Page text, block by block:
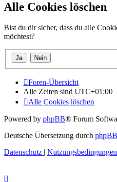
Alle Cookies löschen
Bist du dir sicher, dass du alle
möchtest?
Foren-Übersicht
Alle Zeiten sind UTC+01:00
Alle Cookies löschen
Powered by phpBB® Forum
Deutsche Übersetzung durch
Datenschutz | Nutzungsbedingungen